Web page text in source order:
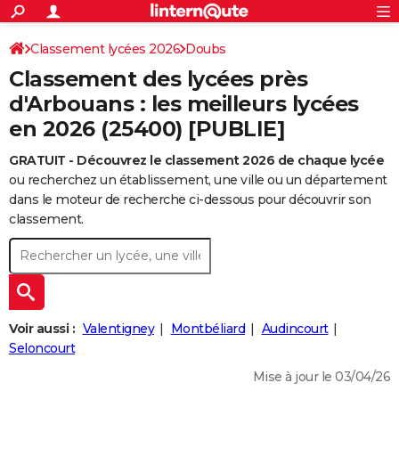
ACTUALITÉS
Politique
Société
Faits Divers
Education
Monde
Villes
+
SPORT
Coupe du monde 2026
Football
Tennis
Cyclisme
Rugby
Forum
CULTURE
Programme TV
TNT
Streaming
Cinéma
Sorties cinéma
Musique
+
FINANCE
Retraite
Impôts
Epargne
Immobilier
Risques naturels par ville
Banque
Assurance
Crédit
AUTO
Essais
Réserver un essai
Citadines
Berlines
SUV
Forum auto
+
HIGH-TECH
BRICOLAGE
Forum
Aménagement intérieur
Extérieur
Cuisine
Salle de bains
Jardinage
Rangement
+WEEK-END
Guides de France
Escapades
Patrimoine
Expositions
Musées
Week-end nature
+
LIFESTYLE
Art de vivre
Bien-être
Loisirs
Mode
Modes de vie
+SANTE
S'inscrire
Connexion
Classement lycées 2026 Doubs
Classement des lycées près
d'Arbouans : les meilleurs lycées
en 2026 (25400) [PUBLIE]
GRATUIT - Découvrez le classement 2026 de chaque lycée
ou recherchez un établissement, une ville ou un département
dans le moteur de recherche ci-dessous pour découvrir son
classement.
Voir aussi : Valentigney Montbéliard
Audincourt
Seloncourt
Mise à jour le 03/04/26